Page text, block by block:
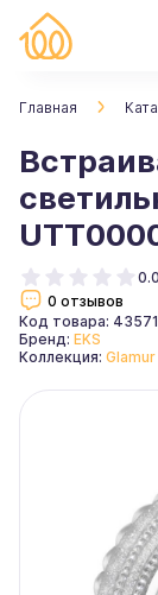
Главная
0.0
0 отзывов
Код товара:
Бренд: EKS
Коллекция: Glamur